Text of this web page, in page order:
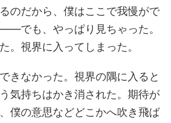
のだから、僕はここで我慢がで
でも、やっぱり見ちゃった。
。視界に入ってしまった。
きなかった。視界の隅に入ると
気持ちはかき消された。期待が
僕の意思などどこかへ吹き飛ば